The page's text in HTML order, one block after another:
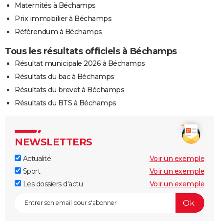
Maternités à Béchamps
Prix immobilier à Béchamps
Référendum à Béchamps
Tous les résultats officiels à Béchamps
Résultat municipale 2026 à Béchamps
Résultats du bac à Béchamps
Résultats du brevet à Béchamps
Résultats du BTS à Béchamps
NEWSLETTERS
Actualité
Voir un exemple
Sport
Voir un exemple
Les dossiers d'actu
Voir un exemple